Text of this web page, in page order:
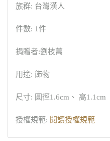
族群: 台灣漢人
件數: 1件
捐贈者:劉枝萬
用途: 飾物
尺寸: 圓徑1.6cm、 高1.1cm
授權規範: 閱讀授權規範